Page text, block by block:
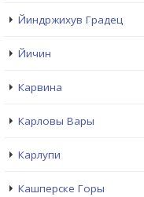
Йиндржихув Градец
Йичин
Карвина
Карловы Вары
Карлупи
Кашперске Горы